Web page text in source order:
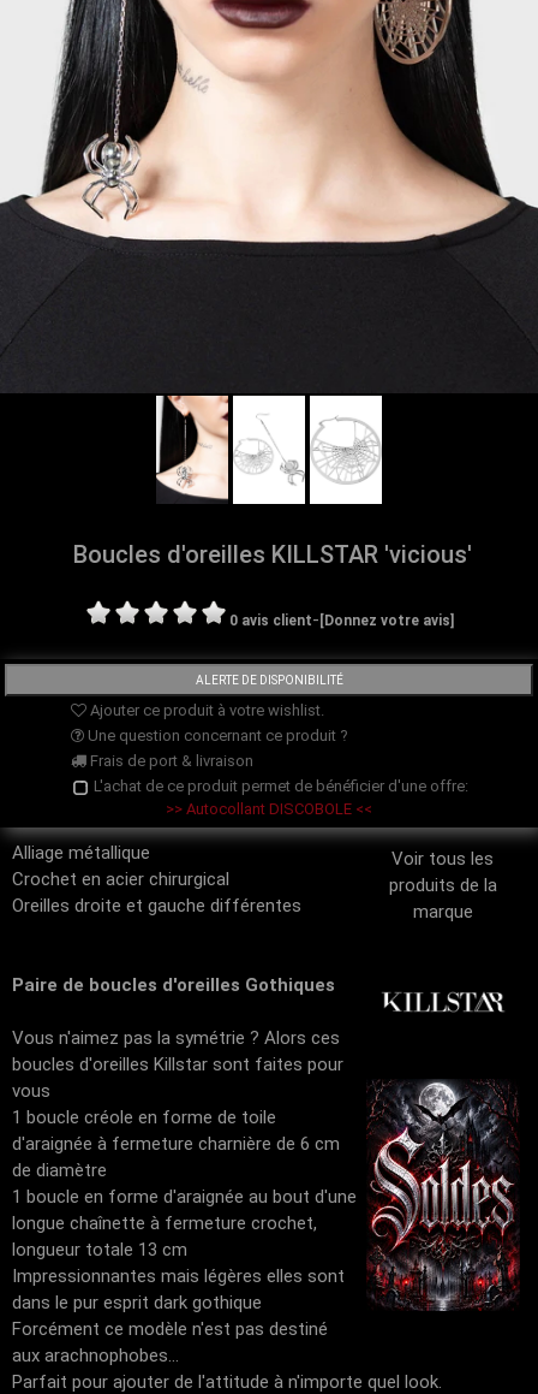
Boucles d'oreilles KILLSTAR 'vicious'
0 avis client- [Donnez votre avis]
Ajouter ce produit à votre wishlist.
Une question concernant ce produit ?
Frais de port & livraison
L'achat de ce produit permet de bénéficier d'une offre:
>> Autocollant DISCOBOLE <<
Voir tous les
produits de la
marque
Alliage métallique
Crochet en acier chirurgical
Oreilles droite et gauche différentes
Paire de boucles d'oreilles Gothiques
Vous n'aimez pas la symétrie ? Alors ces
boucles d'oreilles Killstar sont faites pour
vous
1 boucle créole en forme de toile
d'araignée à fermeture charnière de 6 cm
de diamètre
1 boucle en forme d'araignée au bout d'une
longue chaînette à fermeture crochet,
longueur totale 13 cm
Impressionnantes mais légères elles sont
dans le pur esprit dark gothique
Forcément ce modèle n'est pas destiné
aux arachnophobes...
Parfait pour ajouter de l'attitude à n'importe quel look.